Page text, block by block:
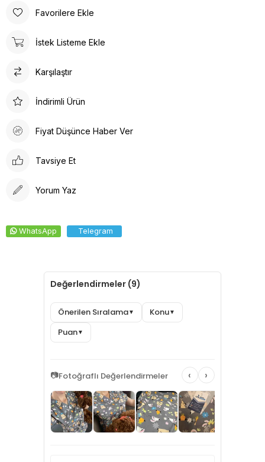
Favorilere Ekle
İstek Listeme Ekle
Karşılaştır
İndirimli Ürün
Fiyat Düşünce Haber Ver
Tavsiye Et
Yorum Yaz
WhatsApp Telegram
Değerlendirmeler (9)
Önerilen Sıralama▼ Konu▼
Puan▼
📷Fotoğraflı Değerlendirmeler ‹ ›